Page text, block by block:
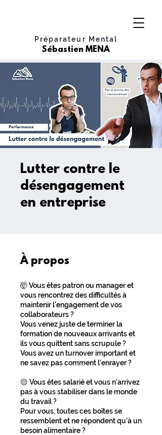
Sébastien MENA
Préparateur Mental
Lutter contre le
désengagement
en entreprise
À propos
🤯 Vous êtes patron ou manager et
vous rencontrez des difficultés à
maintenir l'engagement de vos
collaborateurs ?
Vous venez juste de terminer la
formation de nouveaux arrivants et
ils vous quittent sans scrupule ?
Vous avez un turnover important et
ne savez pas comment l’enrayer ?
😔 Vous êtes salarié et vous n’arrivez
pas à vous stabiliser dans le monde
du travail ?
Pour vous, toutes ces boîtes se
ressemblent et ne répondent qu’à un
besoin alimentaire ?